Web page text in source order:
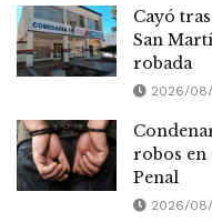
Cayó
San
robada
2026/
robos en
Penal
2026/